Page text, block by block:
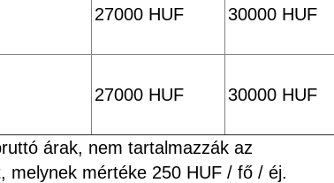
27000 HUF 30000 HUF
27000 HUF 30000 HUF
árak, nem tartalmazzák az
melynek mértéke 250 HUF / fő / éj.